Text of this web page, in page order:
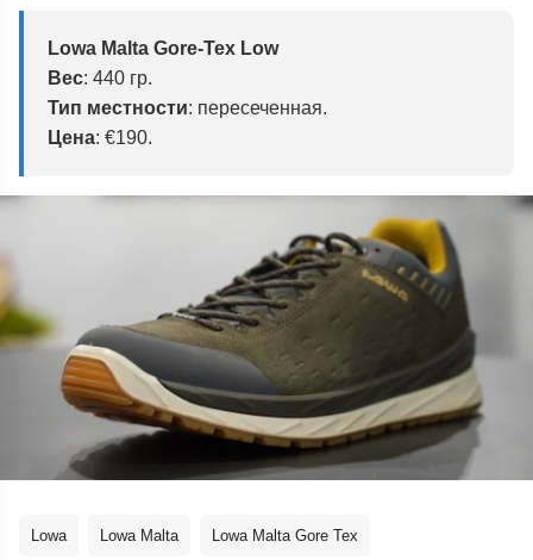
LowaMalta Gore-Tex Low
Вес: 440 гр.
Тип местности: пересеченная.
Цена: €190.
Lowa Lowa Malta Lowa Malta Gore Tex